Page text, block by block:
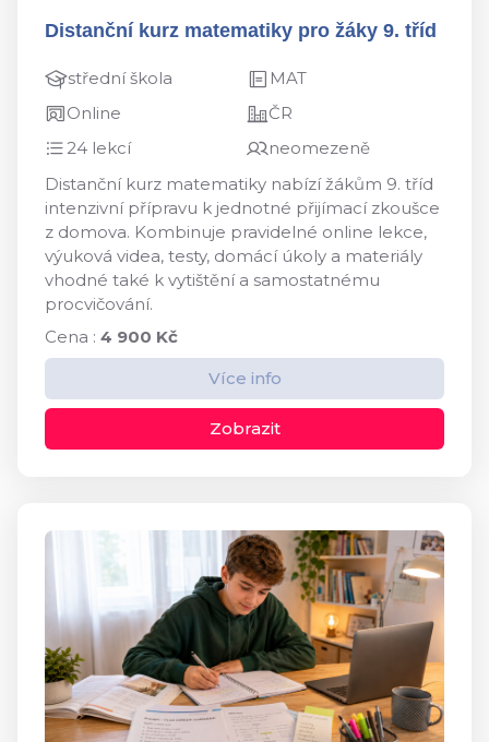
Distanční kurz matematiky pro žáky 9. tříd
střední škola
MAT
Online
ČR
24 lekcí
neomezeně
Distanční kurz matematiky nabízí žákům 9. tříd
intenzivní přípravu k jednotné přijímací zkoušce
z domova. Kombinuje pravidelné online lekce,
výuková videa, testy, domácí úkoly a materiály
vhodné také k vytištění a samostatnému
procvičování.
Cena : 4 900 Kč
Více info
Zobrazit